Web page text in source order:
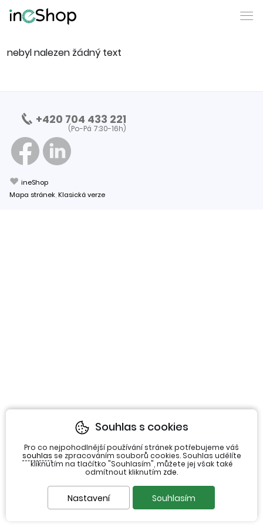
nebyl nalezen žádný text
+420 704 433 221
(Po-Pá 7:30-16h)
❤ ineShop
Mapa stránek Klasická verze
Souhlas s cookies
Pro co nejpohodlnější používání stránek potřebujeme váš
souhlas se zpracováním souborů cookies. Souhlas udělíte
kliknutím na tlačítko "Souhlasím", můžete jej však také
odmítnout kliknutím zde.
Nastavení Souhlasím